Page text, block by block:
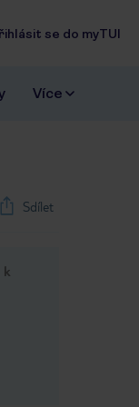
se do myTUI
Více
Sdílet
k